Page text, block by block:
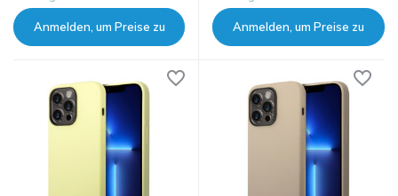
Anmelden, um Preise zu Anmelden, um Preise zu